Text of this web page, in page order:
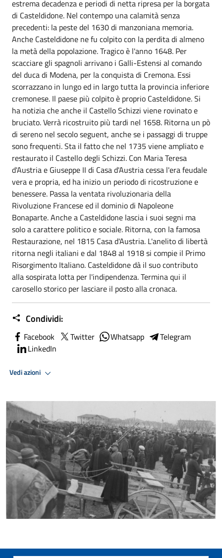
estrema decadenza e periodi di netta ripresa per la borgata
di Casteldidone. Nel contempo una calamità senza
precedenti: la peste del 1630 di manzoniana memoria.
Anche Casteldidone ne fu colpito con la perdita di almeno
la metà della popolazione. Tragico è l'anno 1648. Per
scacciare gli spagnoli arrivano i Galli-Estensi al comando
del duca di Modena, per la conquista di Cremona. Essi
scorrazzano in lungo ed in largo tutta la provincia inferiore
cremonese. Il paese più colpito è proprio Casteldidone. Si
ha notizia che anche il Castello Schizzi viene rovinato e
bruciato. Verrà ricostruito più tardi nel 1658. Ritorna un pò
di sereno nel secolo seguent, anche se i passaggi di truppe
sono frequenti. Sta il fatto che nel 1735 viene ampliato e
restaurato il Castello degli Schizzi. Con Maria Teresa
d'Austria e Giuseppe II di Casa d'Austria cessa l'era feudale
vera e propria, ed ha inizio un periodo di ricostruzione e
benessere. Passa la ventata rivoluzionaria della
Rivoluzione Francese ed il dominio di Napoleone
Bonaparte. Anche a Casteldidone lascia i suoi segni ma
solo a carattere politico e sociale. Ritorna, con la famosa
Restaurazione, nel 1815 Casa d'Austria. L'anelito di libertà
ritorna negli italiani e dal 1848 al 1918 si compie il Primo
Risorgimento Italiano. Casteldidone dà il suo contributo
alla sospirata lotta per l'indipendenza. Termina qui il
carosello storico per lasciare il posto alla cronaca.
Condividi:
Facebook Twitter Whatsapp
Telegram
LinkedIn
Vedi azioni